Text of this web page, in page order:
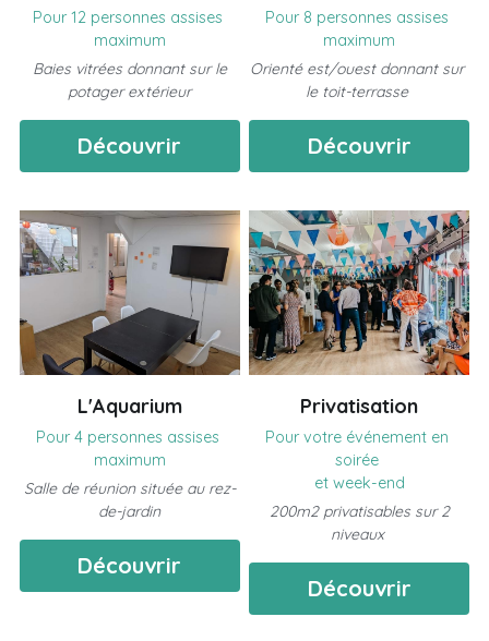
Pour 12 personnes assises
maximum
potager extérieur
Découvrir
Pour 8 personnes assises
maximum
Orienté est/ouest donnant sur
le toit-terrasse
Découvrir
L'Aquarium
Pour 4 personnes assises
maximum
Salle de réunion située au rez-
de-jardin
Découvrir
Privatisation
Pour votre événement en
soirée
et week-end
niveaux
Découvrir